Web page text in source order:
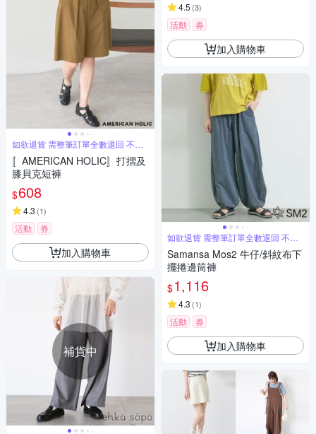
如欲退貨 需整筆訂單全數退回 不能
單退
〚AMERICAN HOLIC〛打摺及
膝貝克短褲
$608
4.3 (1)
活動 券
加入購物車
補貨中
4.5 (3)
活動 券
加入購物車
如欲退貨 需整筆訂單全數退回 不能
單退
Samansa Mos2 牛仔/斜紋布下
擺捲邊筒褲
$1,116
4.3 (1)
活動 券
加入購物車